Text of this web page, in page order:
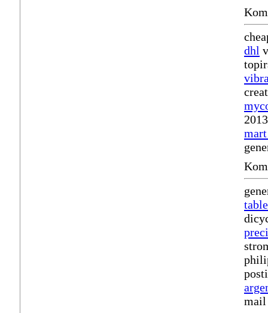
dhl
mail